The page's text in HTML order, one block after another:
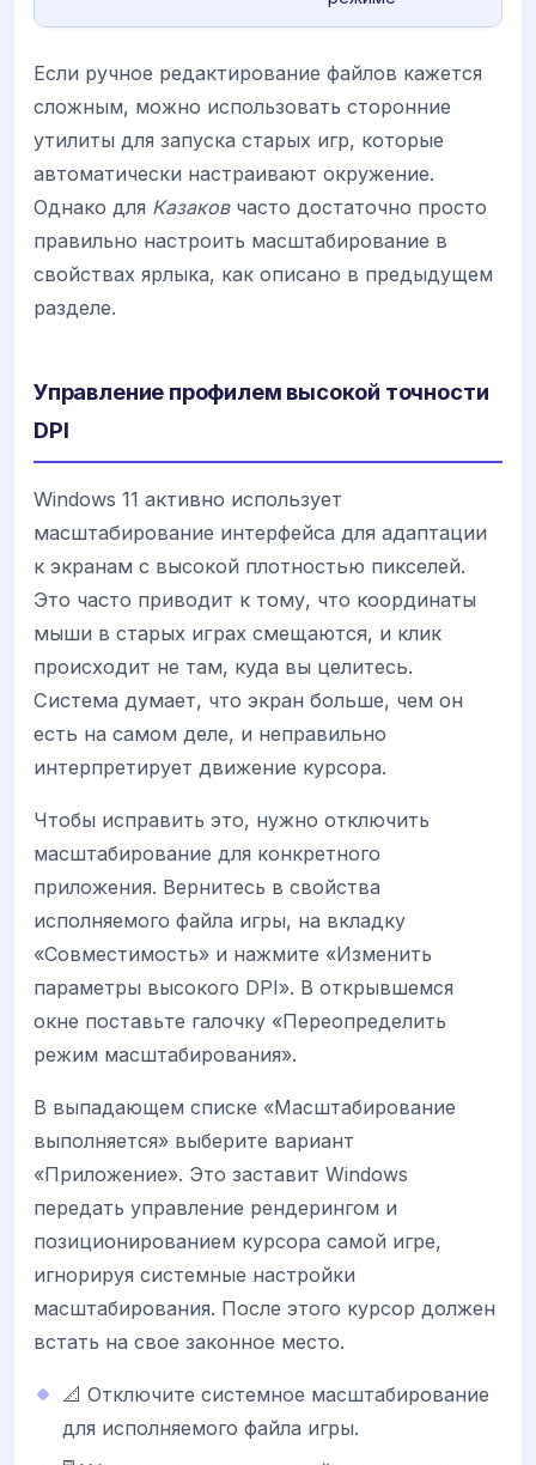
Если ручное редактирование файлов кажется
сложным, можно использовать сторонние
утилиты для запуска старых игр, которые
автоматически настраивают окружение.
Однако для Казаковчасто достаточно просто
правильно настроить масштабирование в
свойствах ярлыка, как описано в предыдущем
разделе.
Управление профилем высокой точности
DPI
Windows 11 активно использует
масштабирование интерфейса для адаптации
к экранам с высокой плотностью пикселей.
Это часто приводит к тому, что координаты
мыши в старых играх смещаются, и клик
происходит не там, куда вы целитесь.
Система думает, что экран больше, чем он
есть на самом деле, и неправильно
интерпретирует движение курсора.
Чтобы исправить это, нужно отключить
масштабирование для конкретного
приложения. Вернитесь в свойства
исполняемого файла игры, на вкладку
«Совместимость» и нажмите «Изменить
параметры высокого DPI». В открывшемся
окне поставьте галочку «Переопределить
режим масштабирования».
В выпадающем списке «Масштабирование
выполняется» выберите вариант
«Приложение». Это заставит Windows
передать управление рендерингом и
позиционированием курсора самой игре,
игнорируя системные настройки
масштабирования. После этого курсор должен
встать на свое законное место.
📐 Отключите системное масштабирование
для исполняемого файла игры.